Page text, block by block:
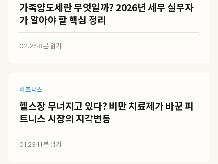
가족양도세란 무엇일까? 2026년 세무 실무자
가 알아야 할 핵심 정리
02.25·8분 읽기
비즈니스
헬스장 무너지고 있다? 비만 치료제가 바꾼 피
트니스 시장의 지각변동
01.23·11분 읽기